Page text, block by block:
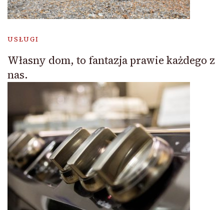
USŁUGI
Własny dom, to fantazja prawie każdego z
nas.